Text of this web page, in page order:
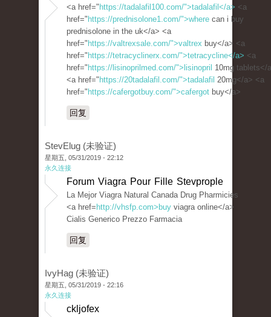
<a href=" https://tadalafil100.com/">tadalafil</a> <a
href=" https://prednisolone1.com/">where can i buy
prednisolone in the uk</a> <a
href=" https://valtrexsale.com/">valtrex buy</a> <a
href=" https://tetracyclinerx.com/">tetracycline</a> <a
href=" https://lisinoprilmed.com/">lisinopril 10mg tablets</
<a href=" https://20tadalafil.com/">tadalafil 20mg</a> <a
href=" https://cafergotbuy.com/">cafergot buy</a>
回复
StevElug (未验证)
星期五, 05/31/2019 - 22:12
永久连接
Forum Viagra Pour Fille Stevprople
La Mejor Viagra Natural Canada Drug Pharmicies
<a href= http://vhsfp.com>buy viagra online</a>
Cialis Generico Prezzo Farmacia
回复
IvyHag (未验证)
星期五, 05/31/2019 - 22:16
永久连接
ckljofex